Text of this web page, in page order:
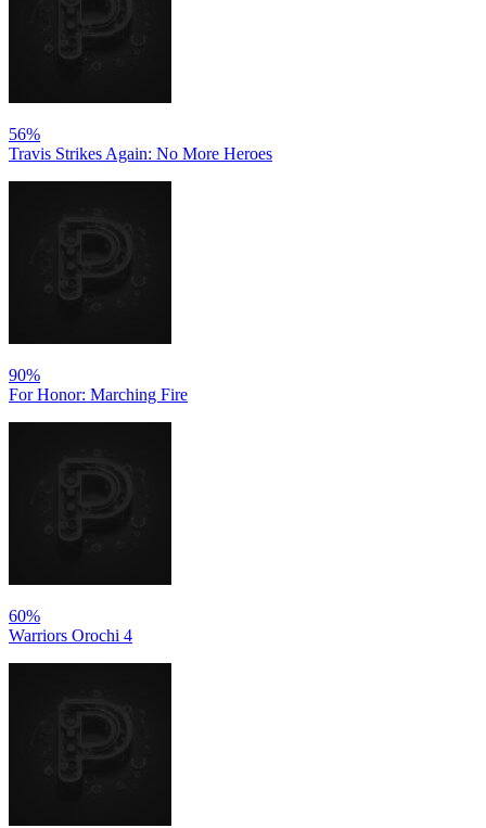
56%
Travis Strikes Again: No More Heroes
90%
For Honor: Marching Fire
60%
Warriors Orochi 4